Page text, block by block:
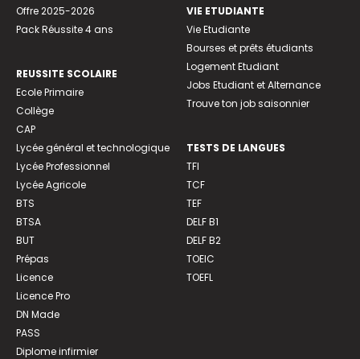
Offre 2025-2026
Pack Réussite 4 ans
REUSSITE SCOLAIRE
Ecole Primaire
Collège
CAP
Lycée général et technologique
Lycée Professionnel
Lycée Agricole
BTS
BTSA
BUT
Prépas
Licence
Licence Pro
DN Made
PASS
Diplome infirmier
VIE ETUDIANTE
Vie Etudiante
Bourses et prêts étudiants
Logement Etudiant
Jobs Etudiant et Alternance
Trouve ton job saisonnier
TESTS DE LANGUES
TFI
TCF
TEF
DELF B1
DELF B2
TOEIC
TOEFL